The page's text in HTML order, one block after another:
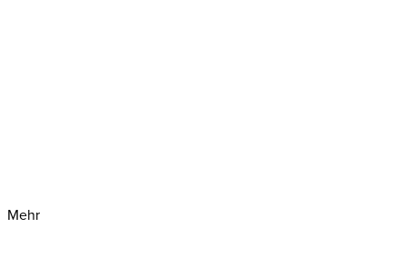
Mehr